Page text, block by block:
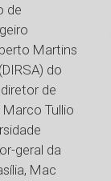
de
Martins
do
de
Tullio
geral da
Mac